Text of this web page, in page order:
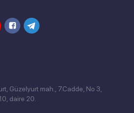
Güzelyurt mah., 7.Cadde, No 3,
daire 20.